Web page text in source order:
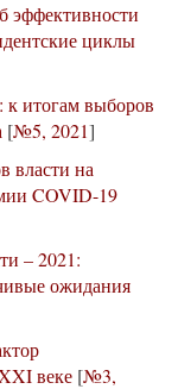
эффективности
циклы
к итогам выборов
[№5, 2021]
власти на
COVID-19
– 2021:
ожидания
веке [№3,